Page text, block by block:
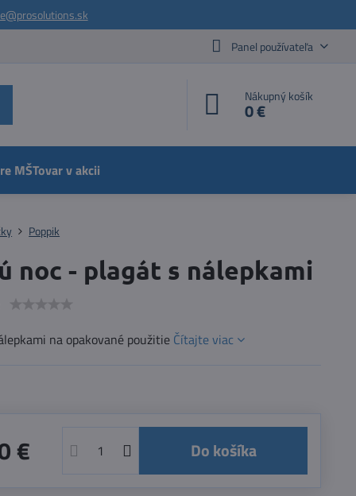
Panel používateľa
Nákupný košík
0 €
MŠTovar v akcii
Poppik
noc - plagát s nálepkami
na opakované použitie Čítajte viac
€ Do košíka